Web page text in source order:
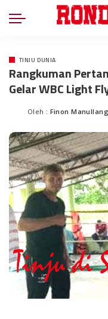
TINJU DUNIA
Rangkuman
Gelar WBC Light
Oleh : Finon